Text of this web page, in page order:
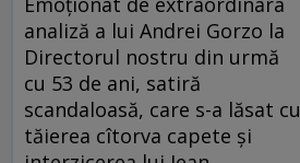
analiză a lui Andrei Gorzo la
Directorul nostru din urmă
cu 53 de ani, satiră
scandaloasă, care s-a lăsat cu
tăierea cîtorva capete şi